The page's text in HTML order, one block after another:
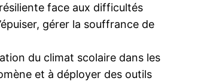
face aux difficultés
gérer la souffrance de
du climat scolaire dans les
et à déployer des outils